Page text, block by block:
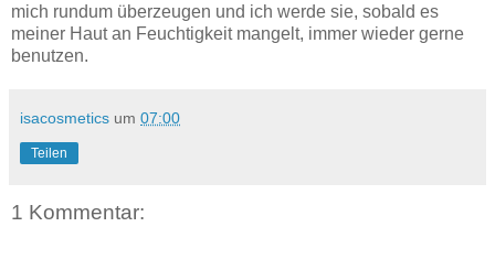
mich rundum überzeugen und ich werde sie, sobald es
meiner Haut an Feuchtigkeit mangelt, immer wieder gerne
benutzen.
isacosmetics um 07:00
Teilen
1 Kommentar: